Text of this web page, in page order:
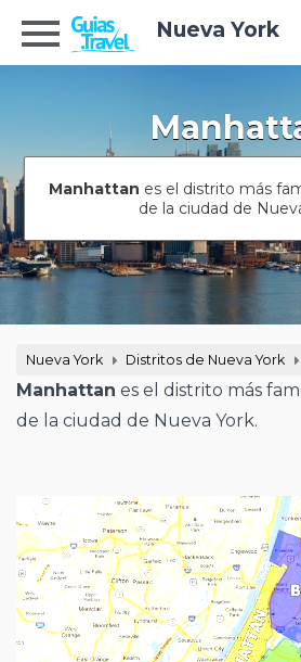
Nueva York
Manhattan es el distrito más
de la ciudad de
Nueva York Distritos de Nueva York
Manhattan es el distrito más
de la ciudad de Nueva York.